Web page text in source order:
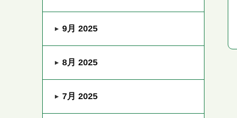
9月 2025
8月 2025
7月 2025